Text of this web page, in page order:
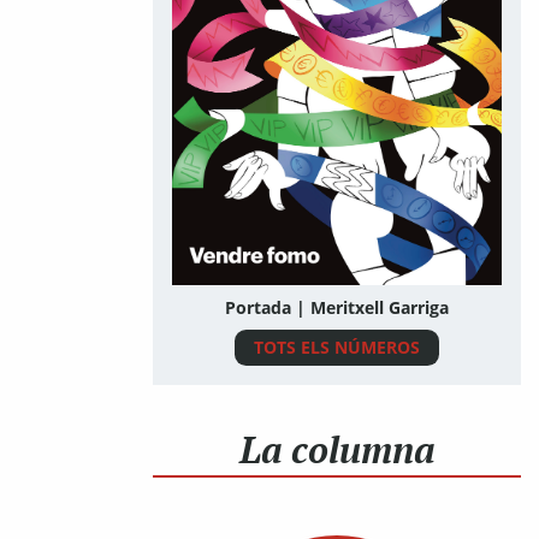
Portada | Meritxell Garriga
TOTS ELS NÚMEROS
La columna